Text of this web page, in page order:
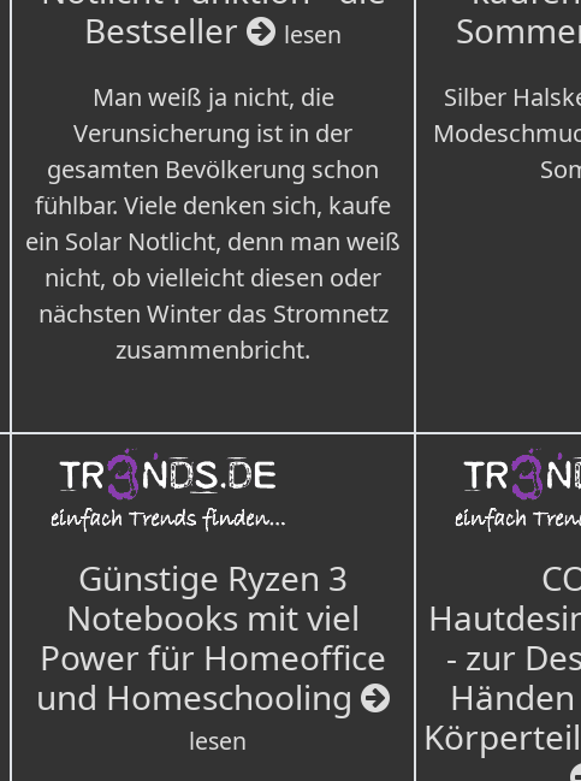
Bestseller
lesen
Man weiß ja nicht, die
Verunsicherung ist in der
gesamten Bevölkerung schon
fühlbar. Viele denken sich, kaufe
ein Solar Notlicht, denn man weiß
nicht, ob vielleicht diesen oder
nächsten Winter das Stromnetz
zusammenbricht.
Silber
Günstige Ryzen 3
Notebooks mit viel
Power für Homeoffice
und Homeschooling
lesen
- zur